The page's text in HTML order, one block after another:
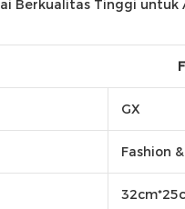
GX
Fashion